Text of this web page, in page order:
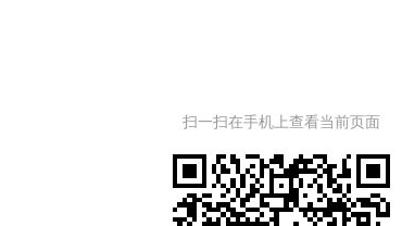
扫一扫在手机上查看当前页面